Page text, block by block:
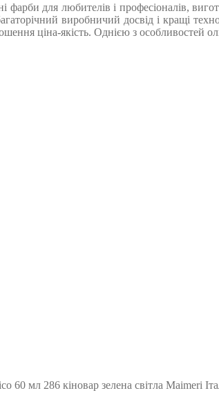
фарби для любителів і професіоналів,
виробничий досвід і кращі
ціна-якість. Однією з особливостей
мл 286 кіновар зелена світла Maimeri